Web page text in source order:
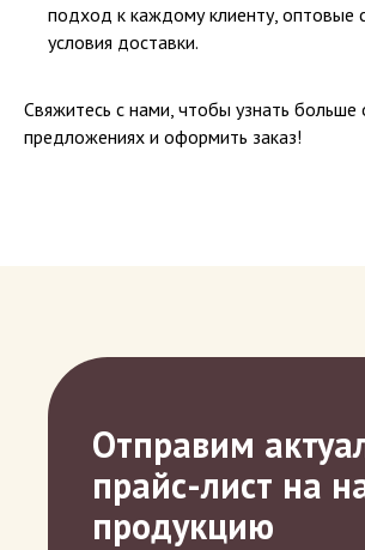
подход к каждому клиенту, оптовые
условия доставки.
Свяжитесь с нами, чтобы узнать больше
предложениях и оформить заказ!
Отправим
прайс-лист на
продукцию